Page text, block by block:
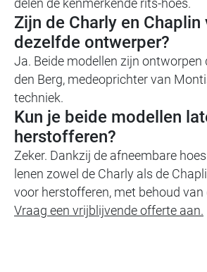
delen de kenmerkende rits-hoes.
Zijn de Charly en Chaplin
dezelfde ontwerper?
Ja. Beide modellen zijn ontworpen
den Berg, medeoprichter van
techniek.
Kun je beide modellen
herstofferen?
Zeker. Dankzij de afneembare
lenen zowel de Charly als de
voor herstofferen, met behoud van
Vraag een vrijblijvende offerte aan.